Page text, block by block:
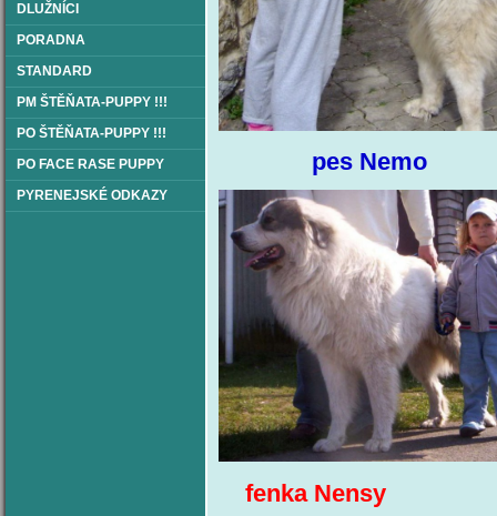
DLUŽNÍCI
PORADNA
STANDARD
PM ŠTĚŇATA-PUPPY !!!
PO ŠTĚŇATA-PUPPY !!!
PO FACE RASE PUPPY
PYRENEJSKÉ ODKAZY
pes
fenka Nensy